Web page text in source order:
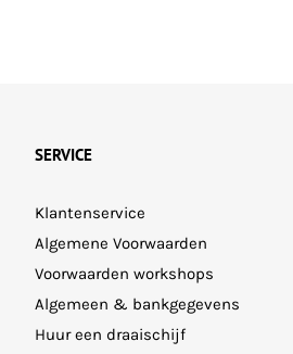
SERVICE
Klantenservice
Algemene Voorwaarden
Voorwaarden workshops
Algemeen & bankgegevens
Huur een draaischijf